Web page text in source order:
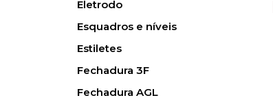
Eletrodo
Esquadros e níveis
Estiletes
Fechadura 3F
Fechadura AGL